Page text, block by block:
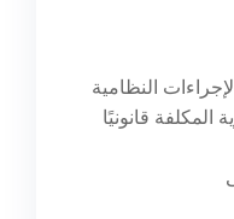
النظامية